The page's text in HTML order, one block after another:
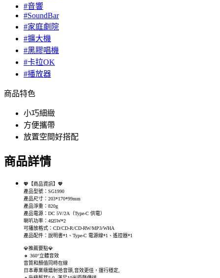
#音響
#SoundBar
#家庭劇院
#擴大機
#黑膠唱機
#卡拉OK
#播放器
商品特色
小巧細緻
方便攜帶
放置空間好搭配
商品詳情
💖【商品資訊】💖
產品型號：SG1990
產品尺寸：203*170*99mm
產品淨重：820g
產品電源：DC 5V/2A（Type-C 供電）
喇叭功率：4Ω5W*2
可播放格式：CD/CD-R/CD-RW/MP3/WHA
產品配件：說明書*1、Type-C 電源線*1、遙控器*1
💎推薦要點💎
🔸 360°立體音效
音質和顏值同時在線
日本專業級鐳射拾音頭,音效更佳，運行穩定,